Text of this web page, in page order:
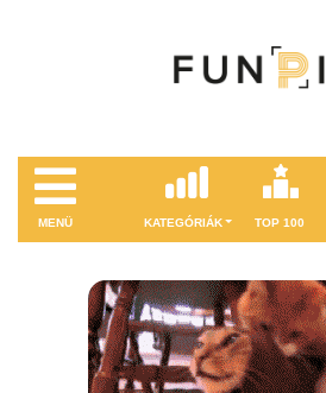
MENÜ KATEGÓRIÁK TOP 100